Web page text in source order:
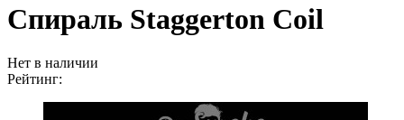
Спираль Staggerton Coil
Нет в наличии
Рейтинг: